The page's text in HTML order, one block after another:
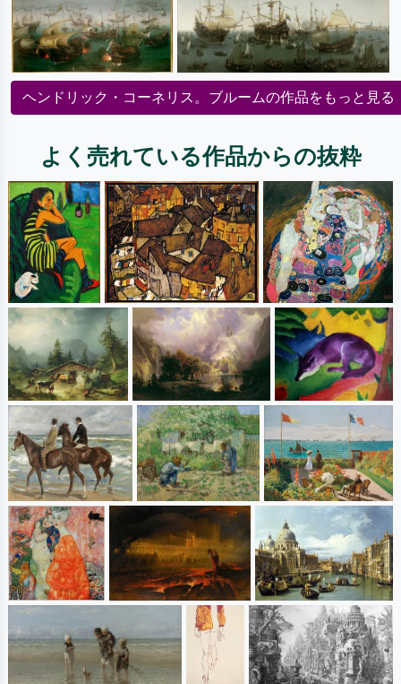
ヘンドリック・コーネリス。ブルームの作品をもっと見る
よく売れている作品からの抜粋